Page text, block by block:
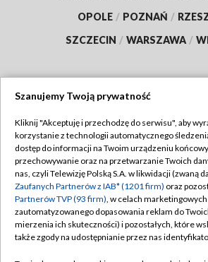
OPOLE / POZNAŃ /
SZCZECIN / WARSZAWA /
TVP
Abonament TVP
Emisja w TVP
Centrum informacji TVP
Naziemna Telewizja Cyfrowa
Regulamin TVP
Polityka
Moje zgody
Pomoc
Szanujemy Twoją prywatność
Kliknij "Akceptuję i przechodzę do serwisu", aby
korzystanie z technologii automatycznego
dostęp do informacji na Twoim urządzeniu
przechowywanie oraz na przetwarzanie Twoich
nas, czyli Telewizję Polską S.A. w likwidacji (zwaną
Zaufanych Partnerów z IAB* (1201 firm) oraz
Partnerów TVP (93 firm), w celach
zautomatyzowanego dopasowania reklam do
mierzenia ich skuteczności) i pozostałych, które
także zgody na udostępnianie przez nas